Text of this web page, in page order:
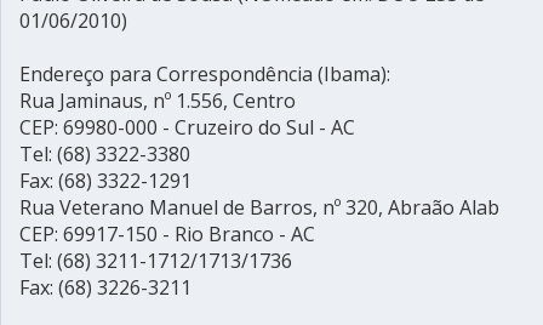
01/06/2010)
Endereço para Correspondência (Ibama):
Rua Jaminaus, nº 1.556, Centro
CEP: 69980-000 - Cruzeiro do Sul - AC
Tel: (68) 3322-3380
Fax: (68) 3322-1291
Rua Veterano Manuel de Barros, nº 320, Abraão Alab
CEP: 69917-150 - Rio Branco - AC
Tel: (68) 3211-1712/1713/1736
Fax: (68) 3226-3211